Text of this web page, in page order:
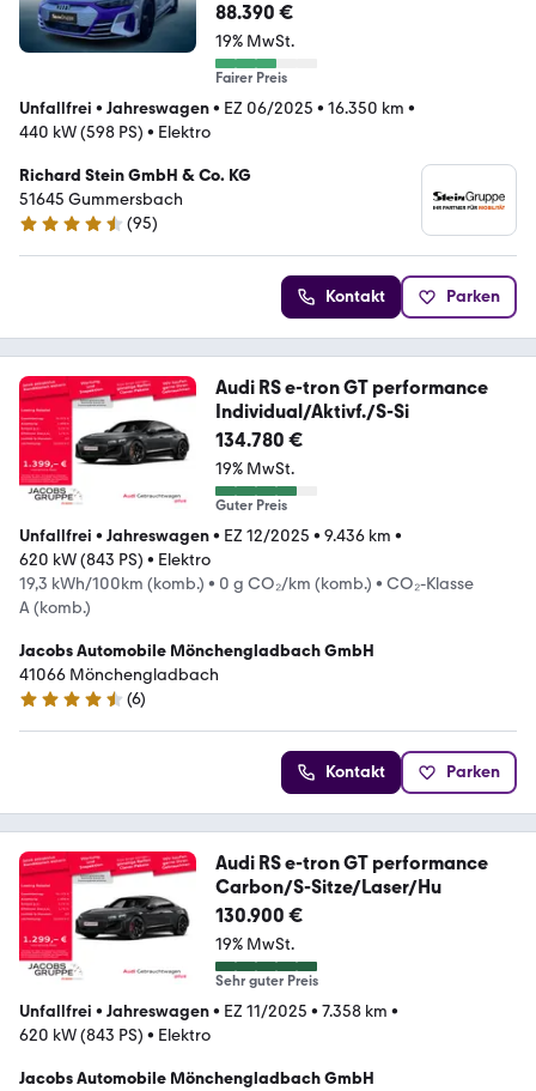
88.390 €
19% MwSt.
Fairer Preis
Unfallfrei • Jahreswagen• EZ 06/2025 • 16.350 km •
440 kW (598 PS) • Elektro
Richard Stein GmbH & Co. KG
51645 Gummersbach
4.3 Sterne
(95)
Kontakt Parken
Audi RS e-tron GT performance
Individual/Aktivf./S-Si
134.780 €
19% MwSt.
Guter Preis
Unfallfrei • Jahreswagen• EZ 12/2025 • 9.436 km •
620 kW (843 PS) • Elektro
19,3 kWh/100km (komb.) • 0 g CO₂/km (komb.) • CO₂-Klasse
A (komb.)
Jacobs Automobile Mönchengladbach GmbH
41066 Mönchengladbach
4.5 Sterne
(6)
Kontakt Parken
Audi RS e-tron GT performance
Carbon/S-Sitze/Laser/Hu
130.900 €
19% MwSt.
Sehr guter Preis
Unfallfrei • Jahreswagen• EZ 11/2025 • 7.358 km •
620 kW (843 PS) • Elektro
Jacobs Automobile Mönchengladbach GmbH